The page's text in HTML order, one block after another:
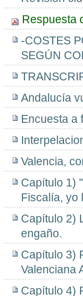
Respuesta
-COSTES
SEGÚN
Andalucía
Encuesta a
Valencia,
Capítulo 1)
Fiscalía, yo
Capítulo 2)
engaño.
Capítulo 3)
Valenciana
Capítulo 4)